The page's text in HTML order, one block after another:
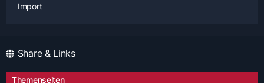
Import
Share & Links
Themenseiten